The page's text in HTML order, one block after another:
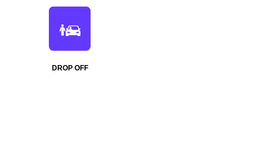
DROP OFF